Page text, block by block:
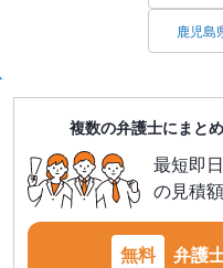
鹿児島
複数の弁護士にまと
最短即
の見積
無料 弁護